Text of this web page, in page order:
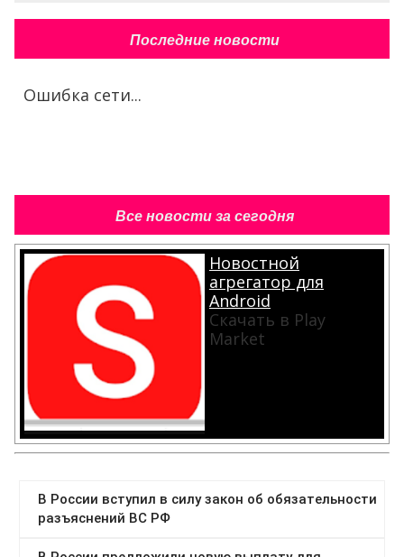
Последние новости
Ошибка сети...
Все новости за сегодня
Новостной
агрегатор для
Android
Скачать в Play
Market